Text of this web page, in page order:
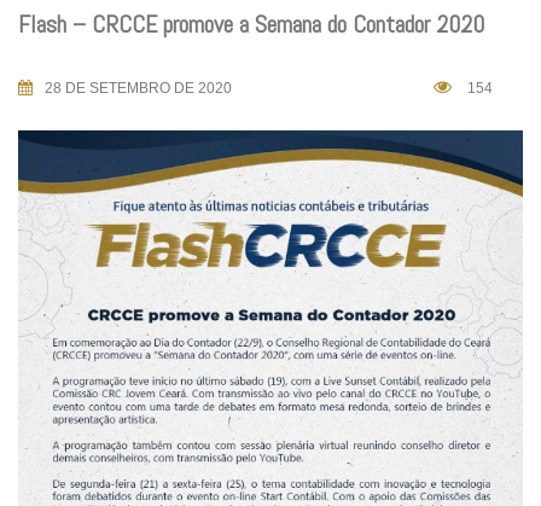
Flash – CRCCE promove a Semana do Contador 2020
28 DE SETEMBRO DE 2020 154